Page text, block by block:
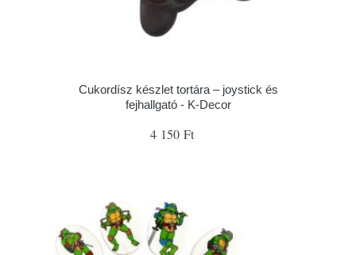
Cukordísz készlet tortára – joystick és
fejhallgató - K-Decor
4 150 Ft